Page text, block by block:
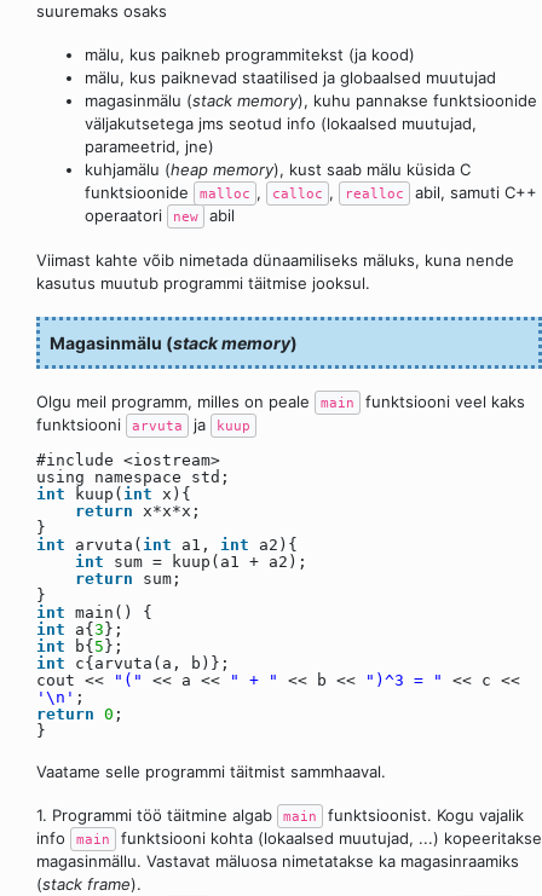
suuremaks osaks
mälu, kus paikneb programmitekst (ja kood)
mälu, kus paiknevad staatilised ja globaalsed muutujad
magasinmälu (stack memory), kuhu pannakse funktsioonide
väljakutsetega jms seotud info (lokaalsed muutujad,
parameetrid, jne)
kuhjamälu (heap memory), kust saab mälu küsida C
funktsioonide
malloc , calloc , realloc
abil, samuti C++
operaatori
new abil
Viimast kahte võib nimetada dünaamiliseks mäluks, kuna nende
kasutus muutub programmi täitmise jooksul.
Magasinmälu (stack memory)
Olgu meil programm, milles on peale main
funktsiooni veel kaks
funktsiooni
arvuta ja kuup
#include <iostream>
using namespace std;
int
kuup( int
x){
return
x*x*x;
}
int
arvuta( int a1, int
a2){
int
sum = kuup(a1 + a2);
return
sum;
}
int main() {
int
a{3};
int
b{5};
int
c{arvuta(a, b)};
cout <<
"(" << a << " + " << b << ")^3 = "
<< c <<
'\n' ;
return 0 ;
}
Vaatame selle programmi täitmist sammhaaval.
1. Programmi töö täitmine algab main
funktsioonist. Kogu vajalik
info
main
funktsiooni kohta (lokaalsed muutujad, ...) kopeeritakse
magasinmällu. Vastavat mäluosa nimetatakse ka magasinraamiks
(stack frame).